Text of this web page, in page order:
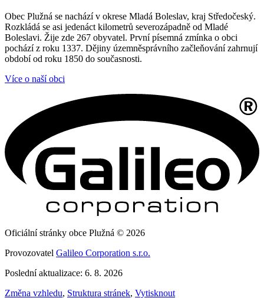
Obec Plužná se nachází v okrese Mladá Boleslav, kraj Středočeský.
Rozkládá se asi jedenáct kilometrů severozápadně od Mladé
Boleslavi. Žije zde 267 obyvatel. První písemná zmínka o obci
pochází z roku 1337. Dějiny územněsprávního začleňování zahrnují
období od roku 1850 do současnosti.
Více o naší obci
Oficiální stránky obce Plužná © 2026
Provozovatel Galileo Corporation s.r.o.
Poslední aktualizace: 6. 8. 2026
Změna vzhledu, Struktura stránek, Vytisknout